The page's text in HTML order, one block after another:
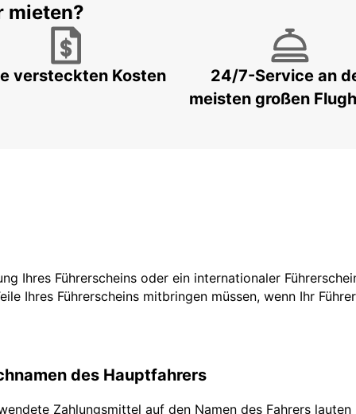
mieten?
versteckten Kosten
24/7-Service an
meisten großen
Ihres Führerscheins oder ein internationaler
Ihres Führerscheins mitbringen müssen, wenn Ihr
des Hauptfahrers
Zahlungsmittel auf den Namen des Fahrers